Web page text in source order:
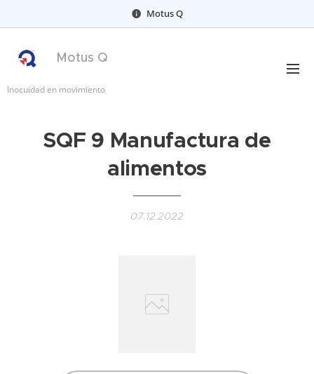
Motus Q
Motus Q
Inocuidad en movimiento
SQF 9 Manufactura de
alimentos
07.12.2022